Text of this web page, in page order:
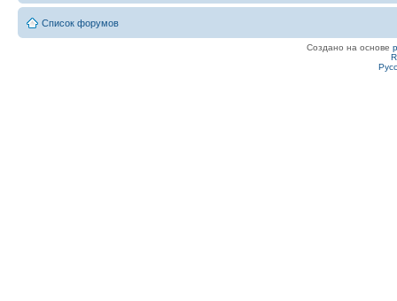
Список форумов
Создано на основе